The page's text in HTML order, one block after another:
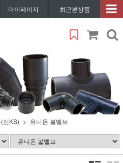
마이페이지 최근본상품
신KS) 유니온 볼밸브